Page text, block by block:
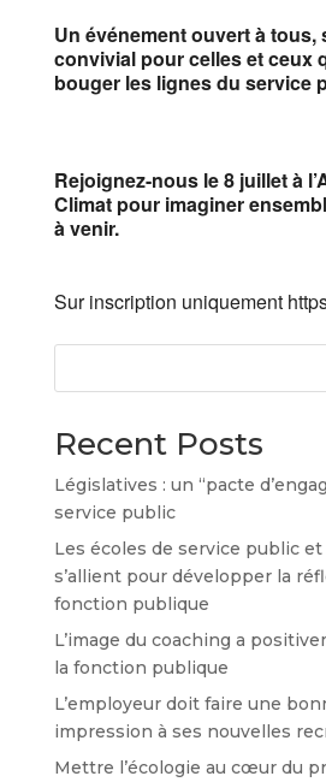
Un événement ouvert à tous,
convivial pour celles et ceux
bouger les lignes du service
Rejoignez-nous le 8 juillet à
Climat pour imaginer
à venir.
Sur inscription uniquement
Recent Posts
Législatives : un “pacte
service public
Les écoles de service public et
s’allient pour développer la
fonction publique
L’image du coaching a
la fonction publique
L’employeur doit faire une
impression à ses nouvelles
Mettre l’écologie au cœur du